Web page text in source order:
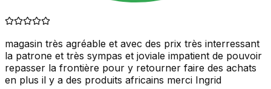
magasin très agréable et avec des prix très interressant
la patrone et très sympas et joviale impatient de pouvoir
repasser la frontière pour y retourner faire des achats
en plus il y a des produits africains merci Ingrid